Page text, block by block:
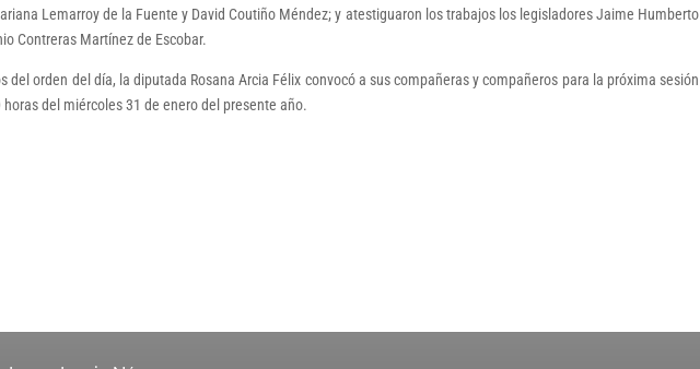
Lemarroy de la Fuente y David Coutiño Méndez; y atestiguaron los trabajos los legisladores Jaime Humberto
Contreras Martínez de Escobar.
del orden del día, la diputada Rosana Arcia Félix convocó a sus compañeras y compañeros para la próxima sesión
del miércoles 31 de enero del presente año.